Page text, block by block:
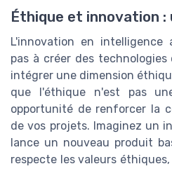
Éthique et innovation :
L'innovation en intelligence
pas à créer des
intégrer une dimension
que l'éthique n'est pas
opportunité de renforcer la
de vos projets. Imaginez un
lance un nouveau produit
respecte les valeurs